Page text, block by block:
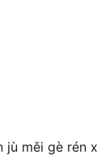
měi gè rén